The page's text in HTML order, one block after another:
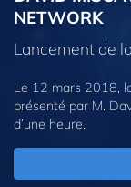
NETWORK
Lancement de
Le 12 mars 2018,
présenté par M.
d’une heure.